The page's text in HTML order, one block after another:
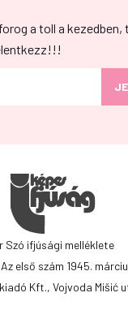
a toll a kezedben,
Szó ifjúsági melléklete
első szám 1945.
Kft., Vojvoda Mišić